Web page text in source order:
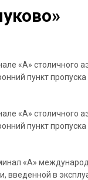
«А» столичного
пункт
«А» столичного
пункт
«А»
введенной в